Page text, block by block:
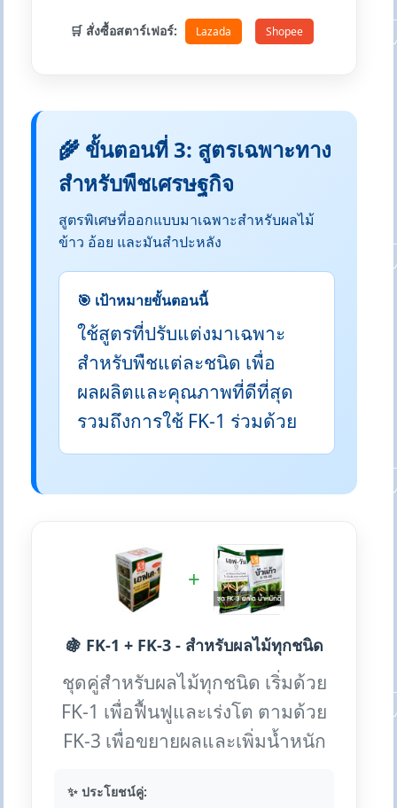
🛒 สั่งซื้อสตาร์เฟอร์: Lazada Shopee
🌾 ขั้นตอนที่ 3: สูตรเฉพาะทาง
สำหรับพืชเศรษฐกิจ
สูตรพิเศษที่ออกแบบมาเฉพาะสำหรับผลไม้
ข้าว อ้อย และมันสำปะหลัง
🎯 เป้าหมายขั้นตอนนี้
ใช้สูตรที่ปรับแต่งมาเฉพาะ
สำหรับพืชแต่ละชนิด เพื่อ
ผลผลิตและคุณภาพที่ดีที่สุด
รวมถึงการใช้ FK-1 ร่วมด้วย
+
🍇 FK-1 + FK-3 - สำหรับผลไม้ทุกชนิด
ชุดคู่สำหรับผลไม้ทุกชนิด เริ่มด้วย
FK-1 เพื่อฟื้นฟูและเร่งโต ตามด้วย
FK-3 เพื่อขยายผลและเพิ่มน้ำหนัก
✨ ประโยชน์คู่: